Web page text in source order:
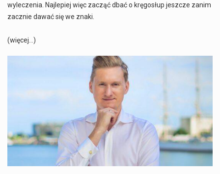
wyleczenia. Najlepiej więc zacząć dbać o kręgosłup jeszcze zanim
zacznie dawać się we znaki.
(więcej…)